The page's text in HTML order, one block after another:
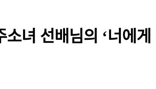
녀 선배님의 ‘너에